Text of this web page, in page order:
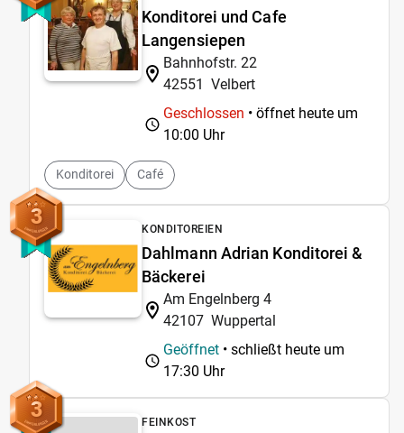
Konditorei und Cafe
Langensiepen
Bahnhofstr. 22
42551 Velbert
Geschlossen • öffnet heute um
10:00 Uhr
Konditorei Café
3 KONDITOREIEN
Dahlmann Adrian Konditorei &
Bäckerei
Am Engelnberg 4
42107 Wuppertal
Geöffnet • schließt heute um
17:30 Uhr
3 FEINKOST